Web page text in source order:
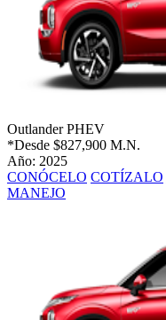
Outlander PHEV
*Desde $827,900 M.N.
Año: 2025
CONÓCELO COTÍZALO
MANEJO